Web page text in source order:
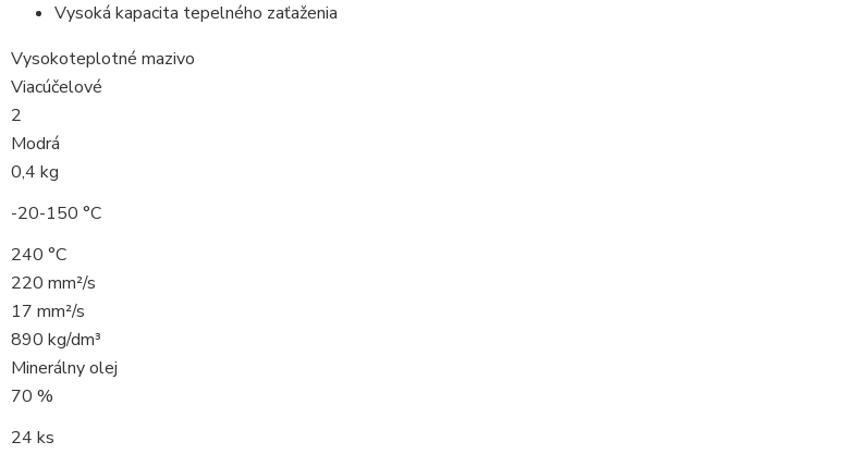
Vysoká kapacita tepelného zaťaženia
Vysokoteplotné mazivo
Viacúčelové
2
Modrá
0,4 kg
-20-150 °C
240 °C
220 mm²/s
17 mm²/s
890 kg/dm³
Minerálny olej
70 %
24 ks